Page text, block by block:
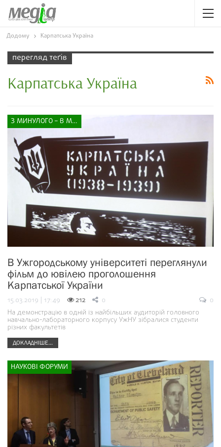
Додому Карпатська Україна
перегляд теґів
Карпатська Україна
З МИНУЛОГО – В МАЙБУТНЄ
В Ужгородському університеті переглянули
фільм до ювілею проголошення
Карпатської України
15.03.2019 | 17:49 212 0
0
На демонстрацію в одній із найбільших аудиторій головного
навчально-лабораторного корпусу УжНУ зібралися студенти
різних факультетів
ДОКЛАДНІШЕ...
НАУКОВІ ФОРУМИ